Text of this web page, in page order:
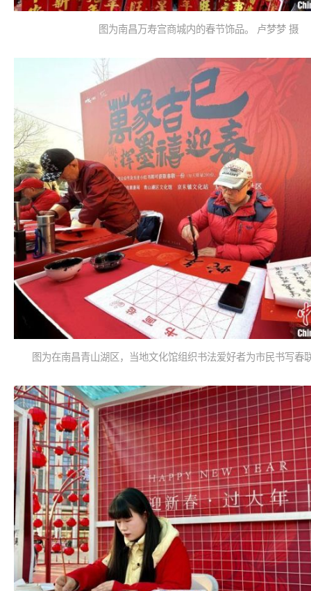
图为南昌万寿宫商城内的春节饰品。 卢梦梦 摄
图为在南昌青山湖区，当地文化馆组织书法爱好者为市民书写春